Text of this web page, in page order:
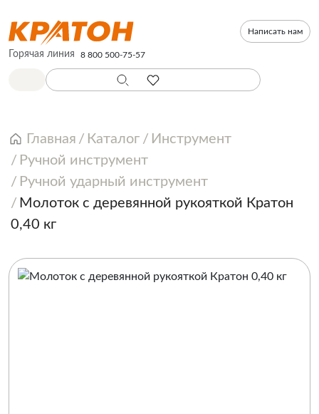
Написать нам
Горячая линия 8 800 500-75-57
Главная Каталог
Инструмент
Ручной инструмент
Ручной ударный инструмент
Молоток с деревянной рукояткой Кратон
0,40 кг